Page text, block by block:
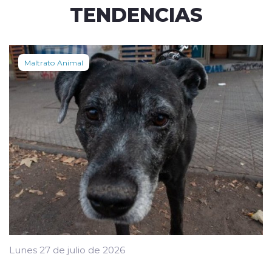
TENDENCIAS
Maltrato Animal
Lunes 27 de julio de 2026